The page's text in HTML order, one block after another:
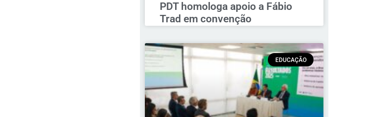
PDT homologa apoio a Fábio
Trad em convenção
EDUCAÇÃO